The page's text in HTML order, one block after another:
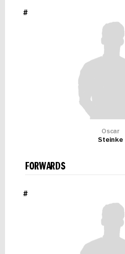
#
Oscar
Steinke
FORWARDS
#